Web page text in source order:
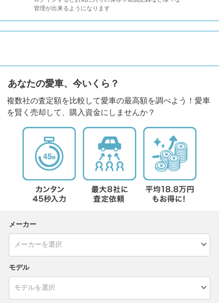
管理が出来るようになります
あなたの愛車、今いくら？
複数社の査定額を比較して愛車の最高額を調べよう！愛車
を賢く売却して、購入資金にしませんか？
メーカー
モデル